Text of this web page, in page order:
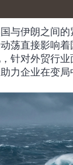
与伊朗之间
荡直接影响
针对外贸行
力企业在变局